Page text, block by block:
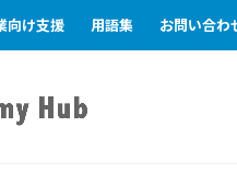
向け支援 用語集 お問い合わ